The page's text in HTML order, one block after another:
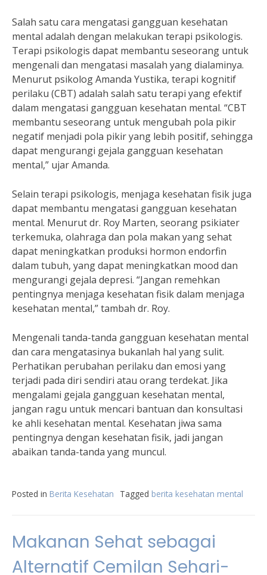
Salah satu cara mengatasi gangguan kesehatan
mental adalah dengan melakukan terapi psikologis.
Terapi psikologis dapat membantu seseorang untuk
mengenali dan mengatasi masalah yang dialaminya.
Menurut psikolog Amanda Yustika, terapi kognitif
perilaku (CBT) adalah salah satu terapi yang efektif
dalam mengatasi gangguan kesehatan mental. “CBT
membantu seseorang untuk mengubah pola pikir
negatif menjadi pola pikir yang lebih positif, sehingga
dapat mengurangi gejala gangguan kesehatan
mental,” ujar Amanda.
Selain terapi psikologis, menjaga kesehatan fisik juga
dapat membantu mengatasi gangguan kesehatan
mental. Menurut dr. Roy Marten, seorang psikiater
terkemuka, olahraga dan pola makan yang sehat
dapat meningkatkan produksi hormon endorfin
dalam tubuh, yang dapat meningkatkan mood dan
mengurangi gejala depresi. “Jangan remehkan
pentingnya menjaga kesehatan fisik dalam menjaga
kesehatan mental,” tambah dr. Roy.
Mengenali tanda-tanda gangguan kesehatan mental
dan cara mengatasinya bukanlah hal yang sulit.
Perhatikan perubahan perilaku dan emosi yang
terjadi pada diri sendiri atau orang terdekat. Jika
mengalami gejala gangguan kesehatan mental,
jangan ragu untuk mencari bantuan dan konsultasi
ke ahli kesehatan mental. Kesehatan jiwa sama
pentingnya dengan kesehatan fisik, jadi jangan
abaikan tanda-tanda yang muncul.
Posted in Berita Kesehatan Tagged berita kesehatan mental
Makanan Sehat sebagai
Alternatif Cemilan Sehari-